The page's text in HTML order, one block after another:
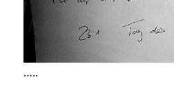
…..